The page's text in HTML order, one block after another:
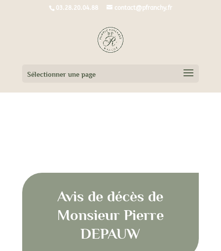
03.28.20.04.88 contact@pfranchy.fr
Sélectionner une page
Avis de décès de
Monsieur Pierre
DEPAUW